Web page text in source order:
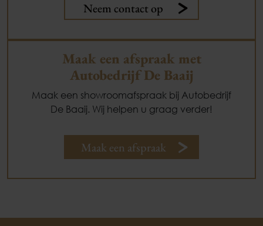
Neem contact op
Maak een afspraak met
Autobedrijf De Baaij
Maak een showroomafspraak bij Autobedrijf
De Baaij. Wij helpen u graag verder!
Maak een afspraak